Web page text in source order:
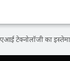
टेक्नोलॉजी का